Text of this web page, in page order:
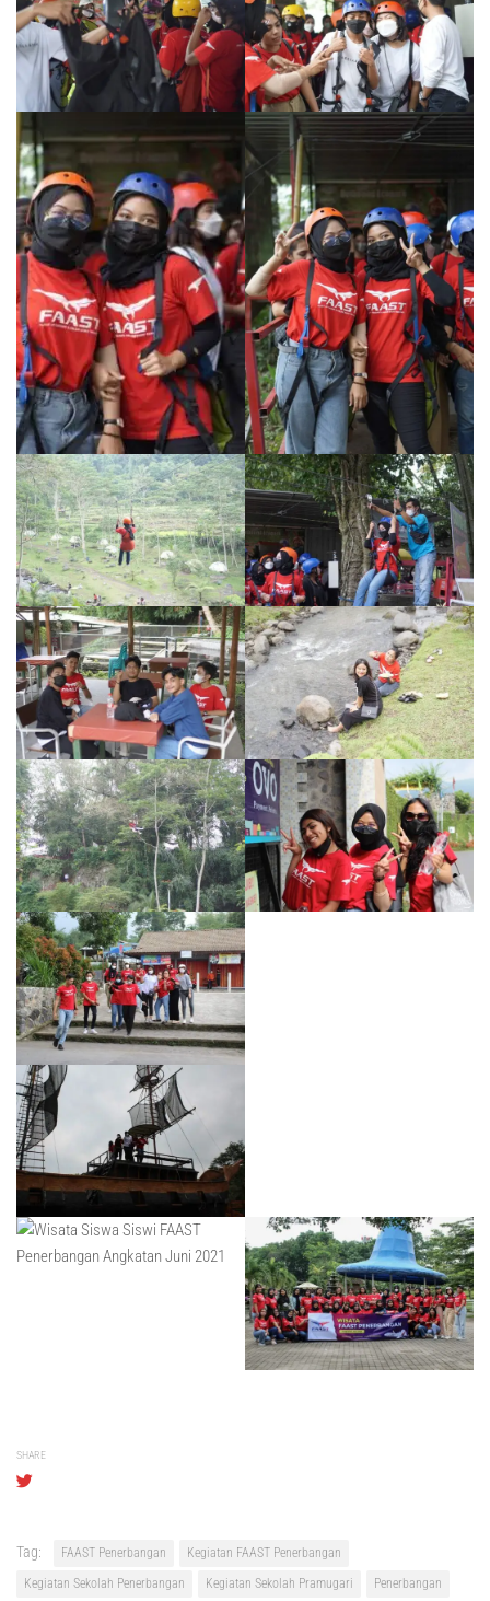
SHARE
Tag: FAAST Penerbangan
Kegiatan FAAST Penerbangan
Kegiatan Sekolah Penerbangan
Kegiatan Sekolah Pramugari
Penerbangan